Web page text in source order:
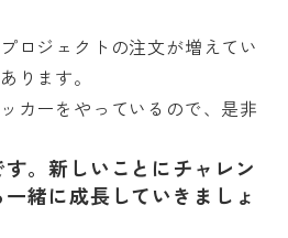
ロジェクトの注文が増えてい
ります。
カーをやっているので、是非
。新しいことにチャレン
緒に成長していきましょ